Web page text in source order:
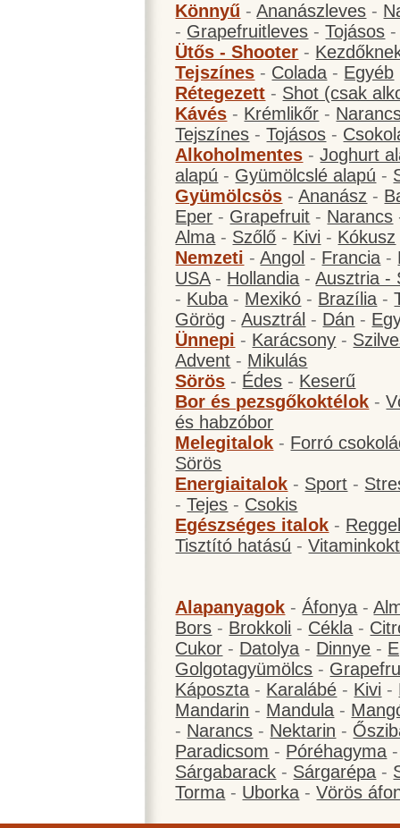
Könnyű -Ananászleves -
- Grapefruitleves -Tojásos
Ütős - Shooter -
Tejszínes - Colada - Egyéb
Rétegezett - Shot (csak
Kávés - Krémlikőr -
Tejszínes -Tojásos -
Alkoholmentes -Joghurt
alapú - Gyümölcslé alapú -
Gyümölcsös -Ananász -
Eper - Grapefruit - Narancs
Alma - Szőlő - Kivi - Kókusz
Nemzeti -Angol - Francia -
USA- Hollandia -Ausztria -
- Kuba - Mexikó - Brazília -
Görög -Ausztrál - Dán -
Ünnepi - Karácsony -
Advent - Mikulás
Sörös - Édes - Keserű
Bor és pezsgőkoktélok -
és habzóbor
Melegitalok - Forró
Sörös
Energiaitalok - Sport -
-Tejes - Csokis
Egészséges italok -
Tisztító hatású -
Alapanyagok -Áfonya -
Bors - Brokkoli - Cékla -
Cukor - Datolya - Dinnye -
Golgotagyümölcs -
Káposzta - Karalábé - Kivi -
Mandarin - Mandula -
- Narancs - Nektarin -
Paradicsom - Póréhagyma
Sárgabarack - Sárgarépa -
Torma - Uborka -Vörös